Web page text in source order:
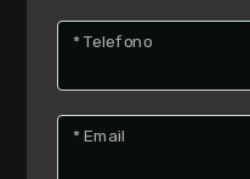
* Telefono
* Email